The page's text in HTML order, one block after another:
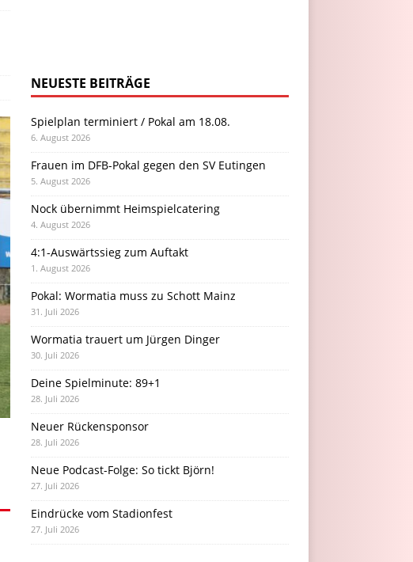
NEUESTE BEITRÄGE
Spielplan terminiert / Pokal am 18.08.
6. August 2026
Frauen im DFB-Pokal gegen den SV Eutingen
5. August 2026
Nock übernimmt Heimspielcatering
4. August 2026
4:1-Auswärtssieg zum Auftakt
1. August 2026
Pokal: Wormatia muss zu Schott Mainz
31. Juli 2026
Wormatia trauert um Jürgen Dinger
30. Juli 2026
Deine Spielminute: 89+1
28. Juli 2026
Neuer Rückensponsor
28. Juli 2026
Neue Podcast-Folge: So tickt Björn!
27. Juli 2026
Eindrücke vom Stadionfest
27. Juli 2026